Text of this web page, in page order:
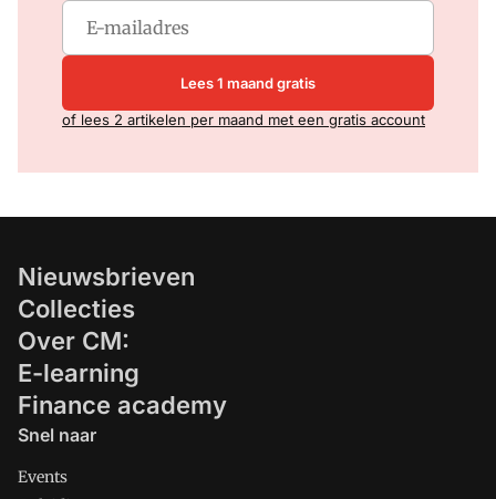
Lees 1 maand gratis
of lees 2 artikelen per maand met een gratis account
Nieuwsbrieven
Collecties
Over CM:
E-learning
Finance academy
Snel naar
Events